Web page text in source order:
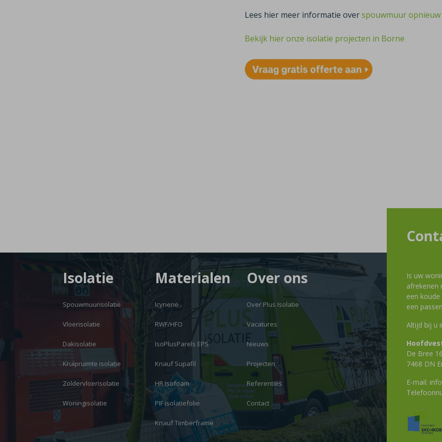
Lees hier meer informatie overspouwmuur opnieuw
Bekijk hier onze isolatie projecten in Borne
Isolatie
Spouwmuurisolatie
Vloerisolatie
Dakisolatie
Kruipruimte isolatie
Zoldervloerisolatie
Woningisolatie
Materialen
Icynene
RWF/HFO
IsoPlusParels EPS
Knauf Supafil
HR Isofoam
PIF isolatiefolie
Knauf Timberframe
Over ons
Over Plus Isolatie
Vacatures
Nieuws
Projecten
Referenties
Contact
Is uw
afrekenen
een
een
Altijd bij u
De Bree 16
7468 DN
E-mail: